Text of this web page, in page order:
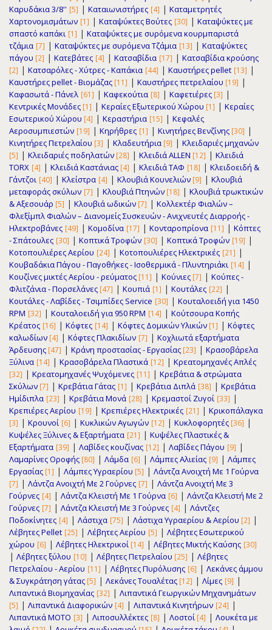
Καρυδάκια 3/8'' [5] | Καταιωνιστήρες [4] | Καταμετρητές
Χαρτονομισμάτων [1] | Καταψύκτες Βούτες [30] | Καταψύκτες με
σπαστό καπάκι [1] | Καταψύκτες με συρόμενα κουρμπαριστά
τζάμια [7] | Καταψύκτες με συρόμενα Τζάμια [13] | Καταψύκτες
πάγου [2] | Κατεβάτες [4] | Κατσαβίδια [17] | Κατσαβίδια κρούσης
[2] | Κατσαρόλες - Χύτρες - Καπάκια [44] | Καυστήρες pellet [13] |
Καυστήρες pellet - Βιομάζας [11] | Καυστήρες πετρελαίου [19] |
Καφασωτά - Πάνελ [61] | Καφεκούτια [8] | Καφετιέρες [3] |
Κεντρικές Μονάδες [1] | Κεραίες Εξωτερικού Χώρου [1] | Κεραίες
Εσωτερικού Χώρου [4] | Κεραστήρια [15] | Κεφαλές
Αεροσυμπιεστών [19] | Κηρήθρες [1] | Κινητήρες Βενζίνης [30] |
Κινητήρες Πετρελαίου [3] | Κλαδευτήρια [9] | Κλειδαριές μηχανών
[5] | Κλειδαριές ποδηλατών [28] | Κλειδιά ALLEN [12] | Κλειδιά
TORX [4] | Κλειδιά Καστάνιας [4] | Κλειδιά ΤΑΦ [18] | Κλειδοειδή &
Γάντζοι [40] | Κλείστρα [4] | Κλουβιά Κουνελιών [9] | Κλουβιά
μεταφοράς σκύλων [7] | Κλουβιά Πτηνών [18] | Κλουβιά τρωκτικών
& Αξεσουάρ [5] | Κλουβιά ωδικών [7] | Κολλεκτέρ Φιαλών –
Φλεξίμπλ Φιαλών – Διανομείς Συσκευών - Ανιχνευτές Διαρροής -
Ηλεκτροβάνες [49] | Κομοδίνα [17] | Κονταροπρίονα [11] | Κόπτες
- Σπάτουλες [30] | Κοπτικά Τροφών [30] | Κοπτικά Τροφών [19] |
Κοτοπουλιέρες Αερίου [24] | Κοτοπουλιέρες Ηλεκτρικές [21] |
Κουβαδάκια Πάγου - Παγοθήκες - Ισοθερμικά - Πλυντηριάκι [14] |
Κουζίνες μικτές Αερίου - ρεύματος [11] | Κούνιες [7] | Κούπες -
Φλιτζάνια - Πορσελάνες [47] | Κουπιά [1] | Κουτάλες [22] |
Κουτάλες - Λαβίδες - Τσιμπίδες Service [30] | Κουταλοειδή για 1450
RPM [32] | Κουταλοειδή για 950 RPM [14] | Κούτσουρα Κοπής
Κρέατος [16] | Κόφτες [14] | Κόφτες Δομικών Υλικών [1] | Κόφτες
καλωδίων [4] | Κόφτες Πλακιδίων [7] | Κοχλιωτά εξαρτήματα
Άρδευσης [47] | Κράνη προστασίας - Εργασίας [23] | Κρασοβάρελα
Ξύλινα [14] | Κρασοβάρελα Πλαστικά [12] | Κρεατομηχανές Απλές
[32] | Κρεατομηχανές Ψυχόμενες [11] | Κρεβάτια & στρώματα
Σκύλων [7] | Κρεβάτια Γάτας [1] | Κρεβάτια Διπλά [38] | Κρεβάτια
Ημίδιπλα [23] | Κρεβάτια Μονά [28] | Κρεμαστοί Ζυγοί [33] |
Κρεπιέρες Αερίου [19] | Κρεπιέρες Ηλεκτρικές [21] | Κρικοπάλαγκα
[3] | Κρουνοί [6] | Κυκλικών Αγωγών [12] | Κυκλοφορητές [36] |
Κυψέλες Ξύλινες & Εξαρτήματα [21] | Κυψέλες Πλαστικές &
Εξαρτήματα [39] | Λαβίδες κουζίνας [12] | Λαβίδες Πάγου [9] |
Λαμαρίνες Οροφής [80] | Λάμδα [6] | Λάμπες Αλιείας [9] | Λάμπες
Εργασίας [1] | Λάμπες Υγραερίου [5] | Λάντζα Ανοιχτή Με 1 Γούρνα
[7] | Λάντζα Ανοιχτή Με 2 Γούρνες [7] | Λάντζα Ανοιχτή Με 3
Γούρνες [4] | Λάντζα Κλειστή Με 1 Γούρνα [6] | Λάντζα Κλειστή Με 2
Γούρνες [7] | Λάντζα Κλειστή Με 3 Γούρνες [4] | Λάντζες
Ποδοκίνητες [4] | Λάστιχα [75] | Λάστιχα Υγραερίου & Αερίου [2] |
Λέβητες Pellet [25] | Λέβητες Αερίου [5] | Λέβητες Εσωτερικού
χώρου [6] | Λέβητες Ηλεκτρικοί [14] | Λέβητες Μικτής Καύσης [30]
| Λέβητες ξύλου [10] | Λέβητες Πετρελαίου [25] | Λέβητες
Πετρελαίου - Αερίου [11] | Λέβητες Πυρόλυσης [6] | Λεκάνες άμμου
& Συγκράτηση γάτας [5] | Λεκάνες Τουαλέτας [12] | Λίμες [9] |
Λιπαντικά Βιομηχανίας [32] | Λιπαντικά Γεωργικών Μηχανημάτων
[5] | Λιπαντικά Διαφορικών [4] | Λιπαντικά Κινητήρων [24] |
Λιπαντικά ΜΟΤΟ [3] | Λιποσυλλέκτες [8] | Λοστοί [4] | Λουκέτα με